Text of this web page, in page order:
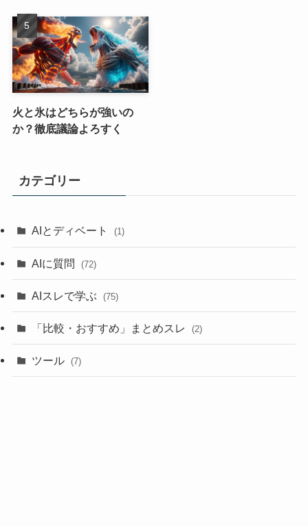
火と氷はどちらが強いの
か？徹底議論よろすく
カテゴリー
AIとディベート (1)
AIに質問 (72)
AIスレで学ぶ (75)
「比較・おすすめ」まとめスレ (2)
ツール (7)